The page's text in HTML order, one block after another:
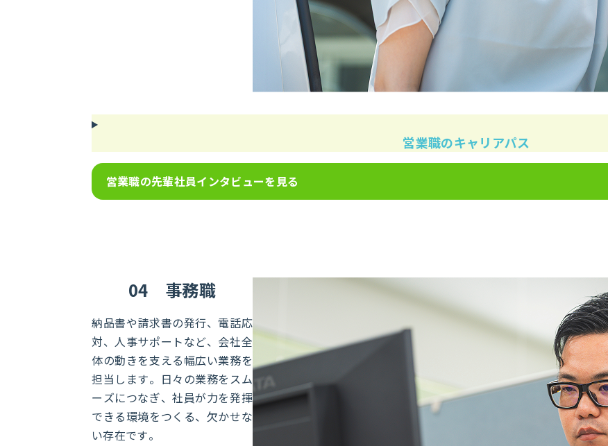
営業職のキャリアパス
営業職の先輩社員インタビューを見る
04 事務職
納品書や請求書の発行、電話応
対、人事サポートなど、会社全
体の動きを支える幅広い業務を
担当します。日々の業務をスム
ーズにつなぎ、社員が力を発揮
できる環境をつくる、欠かせな
い存在です。